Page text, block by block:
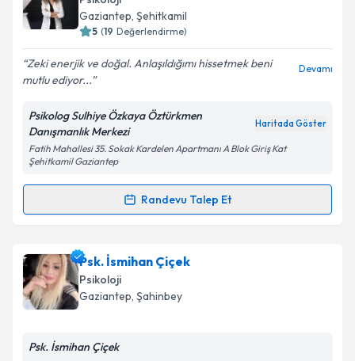
takvim hazırlandığında e-posta ile bilgilendireceğiz.
Kişisel verilerimin işlenmesine ilişkin
Aydınlatma
Metni'ni okudum ve kişisel verilerimin belirtilen
kapsamda işlenmesini kabul ediyorum.
Takvim Talebini Gönder
Gaziantep, Şehitkamil
5 (19 Değerlendirme)
Zeki enerjik ve doğal. Anlaşıldığımı hissetmek beni
mutlu ediyor...
Devamı
Psikolog Sulhiye Özkaya Öztürkmen
Danışmanlık Merkezi
Haritada Göster
Fatih Mahallesi 35. Sokak Kardelen Apartmanı A Blok Giriş Kat
Şehitkamil Gaziantep
Randevu Talep Et
Randevu Takvimi Talebi
Psk. Sulhiye Özkaya Öztürkmen
takvimi talebi oluşturun. Size bu uzmandan randevu
almanız için bir takvim hazırlandığında e-posta ile
bilgilendireceğiz.
E-posta Adresiniz
Psk. İsmihan Çiçek
Psikoloji
Gaziantep, Şahinbey
Psk. İsmihan Çiçek